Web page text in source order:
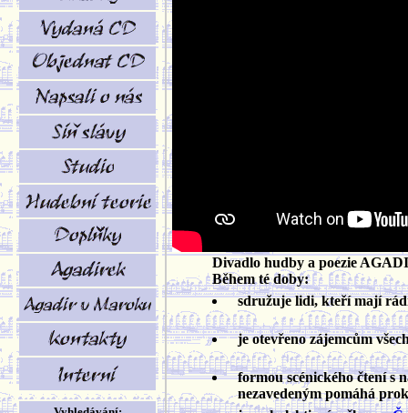
Divadlo hudby a poezie
Během té doby:
sdružuje lidi, kteří mají
je otevřeno zájemcům
formou scénického čtení s
nezavedeným pomáhá